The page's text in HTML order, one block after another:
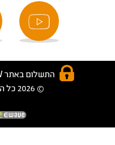
התשלום באתר WOW מאובטח בטכנולוגית SSL
© 2026 כל הזכויות שמורות